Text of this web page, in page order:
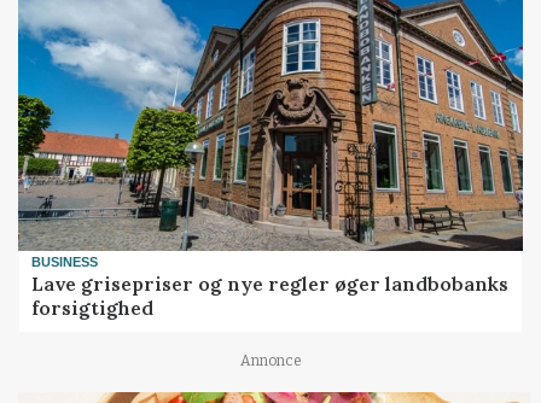
BUSINESS
Lave grisepriser og nye regler øger landbobanks
forsigtighed
Annonce